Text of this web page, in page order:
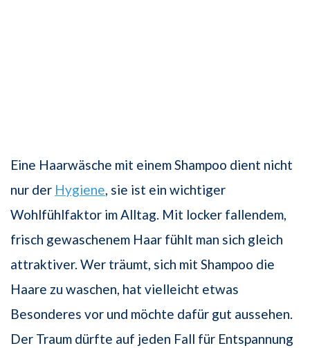
Eine Haarwäsche mit einem Shampoo dient nicht
nur der Hygiene, sie ist ein wichtiger
Wohlfühlfaktor im Alltag. Mit locker fallendem,
frisch gewaschenem Haar fühlt man sich gleich
attraktiver. Wer träumt, sich mit Shampoo die
Haare zu waschen, hat vielleicht etwas
Besonderes vor und möchte dafür gut aussehen.
Der Traum dürfte auf jeden Fall für Entspannung